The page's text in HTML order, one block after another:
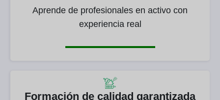
Aprende de profesionales en activo con
experiencia real
Formación de calidad garantizada